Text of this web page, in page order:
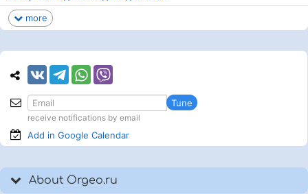
more
Tune
receive notifications by email
Add in Google Calendar
About Orgeo.ru